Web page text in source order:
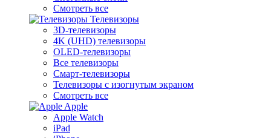
Смотреть все
Телевизоры
3D-телевизоры
4K (UHD) телевизоры
OLED-телевизоры
Все телевизоры
Смарт-телевизоры
Телевизоры с изогнутым экраном
Смотреть все
Apple
Apple Watch
iPad